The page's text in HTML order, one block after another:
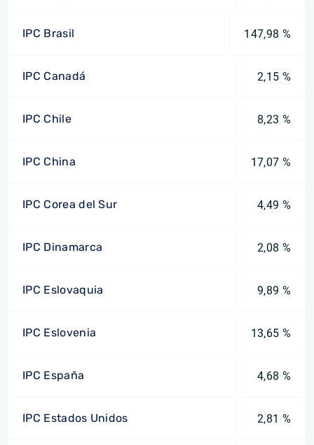
IPC Brasil 147,98 %
IPC Canadá 2,15 %
IPC Chile 8,23 %
IPC China 17,07 %
IPC Corea del Sur 4,49 %
IPC Dinamarca 2,08 %
IPC Eslovaquia 9,89 %
IPC Eslovenia 13,65 %
IPC España 4,68 %
IPC Estados Unidos 2,81 %